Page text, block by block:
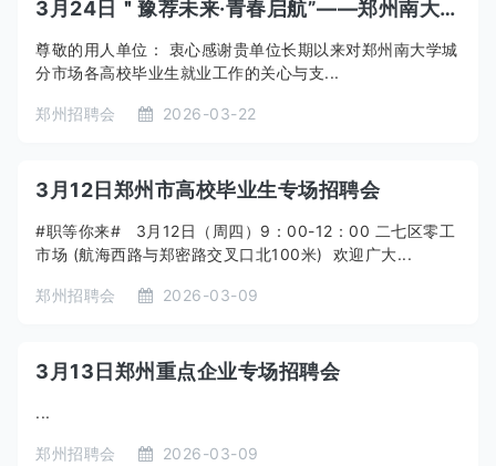
3月24日＂豫荐未来·青春启航”——郑州南大学城分市场暨中原工学院2026年春季校园招聘会（大型综合类）
尊敬的用人单位： 衷心感谢贵单位长期以来对郑州南大学城
分市场各高校毕业生就业工作的关心与支...
郑州招聘会 2026-03-22
3月12日郑州市高校毕业生专场招聘会
#职等你来# 3月12日（周四）9：00-12：00 二七区零工
市场 (航海西路与郑密路交叉口北100米) 欢迎广大...
郑州招聘会 2026-03-09
3月13日郑州重点企业专场招聘会
...
郑州招聘会 2026-03-09